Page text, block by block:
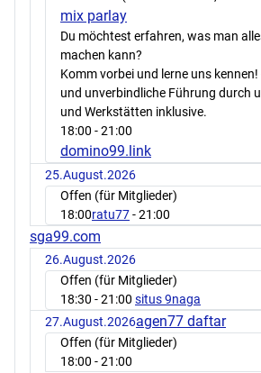
mix parlay
Du möchtest erfahren, was man
machen kann?
Komm vorbei und lerne uns
und unverbindliche Führung durch
und Werkstätten inklusive.
18:00 - 21:00
domino99.link
25.August.2026
Offen (für Mitglieder)
18:00ratu77- 21:00
sga99.com
26.August.2026
Offen (für Mitglieder)
18:30 - 21:00 situs 9naga
27.August.2026agen77 daftar
Offen (für Mitglieder)
18:00 - 21:00